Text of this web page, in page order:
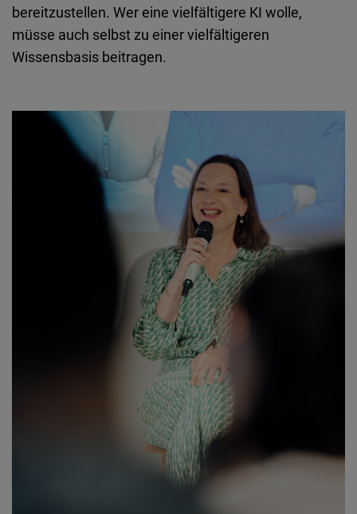
bereitzustellen. Wer eine vielfältigere KI wolle,
müsse auch selbst zu einer vielfältigeren
Wissensbasis beitragen.